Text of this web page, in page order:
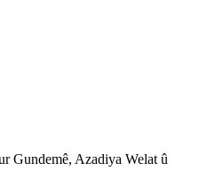
Gundemê, Azadiya Welat û